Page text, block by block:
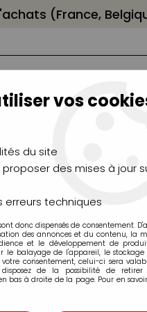
(France,
MOULAGE
1 Côté
PASTEL
vos
du site
des mises à jour
erreurs techniques
donc dispensés de consentement.
des annonces et du contenu, la
et le développement de
le balayage de l'appareil, le stockage
consentement, celui-ci sera
disposez de la possibilité de retirer
à droite de la page. Pour en